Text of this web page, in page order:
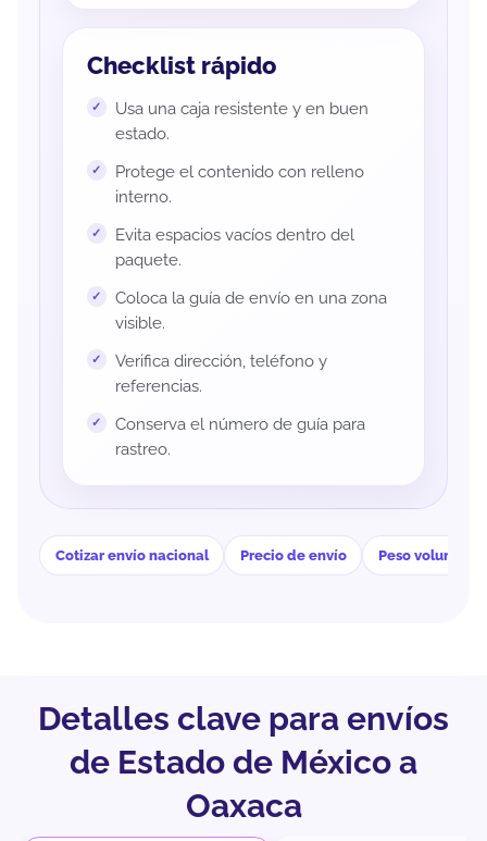
Checklist rápido
Usa una caja resistente y en buen
estado.
Protege el contenido con relleno
interno.
Evita espacios vacíos dentro del
paquete.
Coloca la guía de envío en una zona
visible.
Verifica dirección, teléfono y
referencias.
Conserva el número de guía para
rastreo.
Cotizar envío nacional Precio de envío Peso
Detalles clave para envíos
de Estado de México a
Oaxaca